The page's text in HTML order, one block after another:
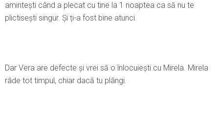
amintești când a plecat cu tine la 1 noaptea ca să nu te
plictisești singur. Şi ți-a fost bine atunci.
Dar Vera are defecte și vrei să o înlocuiești cu Mirela. Mirela
râde tot timpul, chiar dacă tu plângi.